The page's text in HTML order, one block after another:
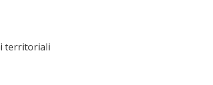
territoriali